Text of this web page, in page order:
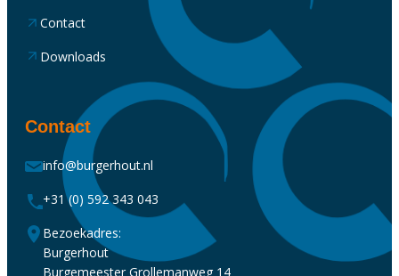
Contact
Downloads
Contact
info@burgerhout.nl
+31 (0) 592 343 043
Bezoekadres:
Burgerhout
Burgemeester Grollemanweg 14